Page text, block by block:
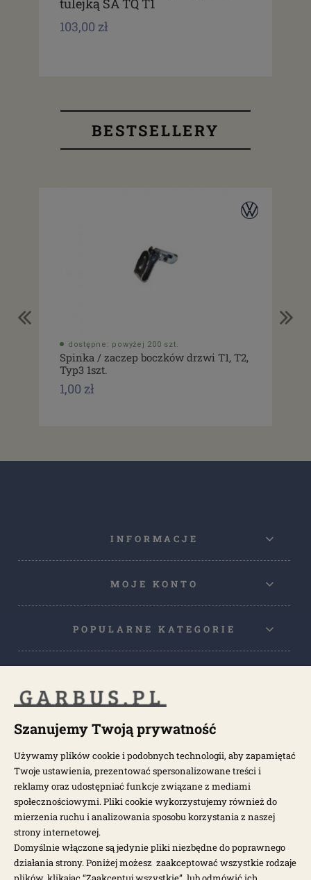
103,00 zł
BESTSELLERY
dostępne: powyżej 200 szt.
Spinka / zaczep boczków drzwi T1, T2,
Typ3 1szt.
1,00 zł
INFORMACJE
MOJE KONTO
POPULARNE KATEGORIE
NEWSLETTER
Otrzymuj najnowsze wiadomości i oferty bezpośrednio na swoją
pocztę.
ZAPISZ SIĘ >
Szanujemy Twoją prywatność
Używamy plików cookie i podobnych technologii, aby zapamiętać
Twoje ustawienia, prezentować spersonalizowane treści i
reklamy oraz udostępniać funkcje związane z mediami
społecznościowymi. Pliki cookie wykorzystujemy również do
mierzenia ruchu i analizowania sposobu korzystania z naszej
strony internetowej.
Domyślnie włączone są jedynie pliki niezbędne do poprawnego
działania strony. Poniżej możesz zaakceptować wszystkie rodzaje